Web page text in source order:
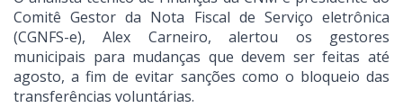
Comitê Gestor da Nota Fiscal de Serviço eletrônica
(CGNFS-e), Alex Carneiro, alertou os gestores
municipais para mudanças que devem ser feitas até
agosto, a fim de evitar sanções como o bloqueio das
transferências voluntárias.